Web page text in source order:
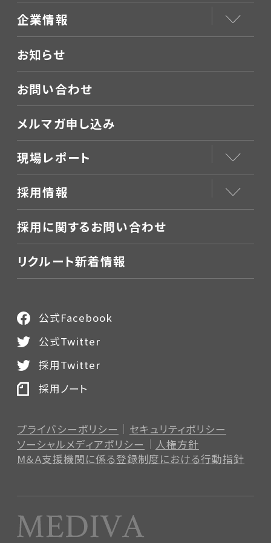
企業情報
お知らせ
お問い合わせ
メルマガ申し込み
現場レポート
採用情報
採用に関するお問い合わせ
リクルート新着情報
プライバシーポリシー
セキュリティポリシー
ソーシャルメディアポリシー
人権方針
M＆A支援機関に係る登録制度における行動指針
公式Facebook
公式Twitter
採用Twitter
採用ノート